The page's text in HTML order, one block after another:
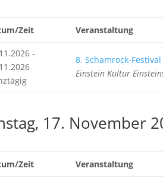
Zeit Veranstaltung
-
8. Schamrock-
Einstein Kultur
17. November
Zeit Veranstaltung